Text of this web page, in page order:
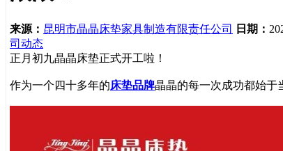
来源： 昆明市晶晶床垫家具制造有限责任公司 日期：
司动态
正月初九晶晶床垫正式开工啦！
作为一个四十多年的床垫品牌晶晶的每一次成功都始于